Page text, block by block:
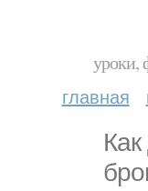
уроки,
главная